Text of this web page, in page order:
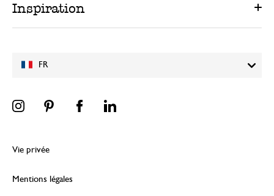
FR
Inspiration
Vie privée
Mentions légales